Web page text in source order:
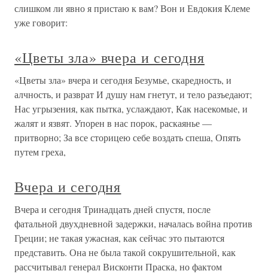
слишком ли явно я пристаю к вам? Вон и Евдокия Клеме
уже говорит:
«Цветы зла» вчера и сегодня
«Цветы зла» вчера и сегодня Безумье, скаредность, и
алчность, и разврат И душу нам гнетут, и тело разъедают;
Нас угрызения, как пытка, услаждают, Как насекомые, и
жалят и язвят. Упорен в нас порок, раскаянье —
притворно; За все сторицею себе воздать спеша, Опять
путем греха,
Вчера и сегодня
Вчера и сегодня Тринадцать дней спустя, после
фатальной двухдневной задержки, началась война против
Греции; не такая ужасная, как сейчас это пытаются
представить. Она не была такой сокрушительной, как
рассчитывал генерал Висконти Праска, но фактом